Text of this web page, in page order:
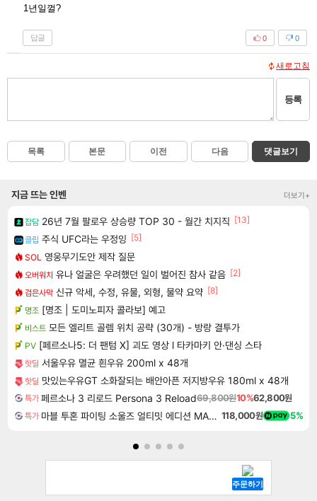
1년일껄?
답글 0
0
새로고침
등록
목록 본문 이전 다음 댓글보기
지금 뜨는 인벤 더보기+
잡담 26년 7월 팔로우 상승량 TOP 30 - 월간 치지직 [13]
클립 주식 UFC라는 우정잉 [5]
SOL 영웅무기도안 제작 질문
오버워치 유나 얼굴은 우려했던 일이 벌어진 참사 같음 [2]
검은사막 신규 악세, 수정, 유물, 외형, 물약 요약 [8]
명조 [명조 | 도미노피자 콜라보] 예고
비스트 모든 엘리트 골렘 위치 공략 (30개) - 방랑 결투가
PV [페르소나5: 더 팬텀 X] 괴도 영상 l 타카마키 안·댄싱 스타
핫딜 서울우유 멸균 흰우유 200ml x 48개
핫딜 맛있는우유GT 소화잘되는 배안아픈 저지방우유 180ml x 48개
특가 페르소나 3 리로드 Persona 3 Reload69,800원10%62,800원
특가 마블 투혼 파이팅 소울즈 얼티밋 에디션 MARVEL Tokon Fighting Souls Ultimate Edition 118,000원 5%